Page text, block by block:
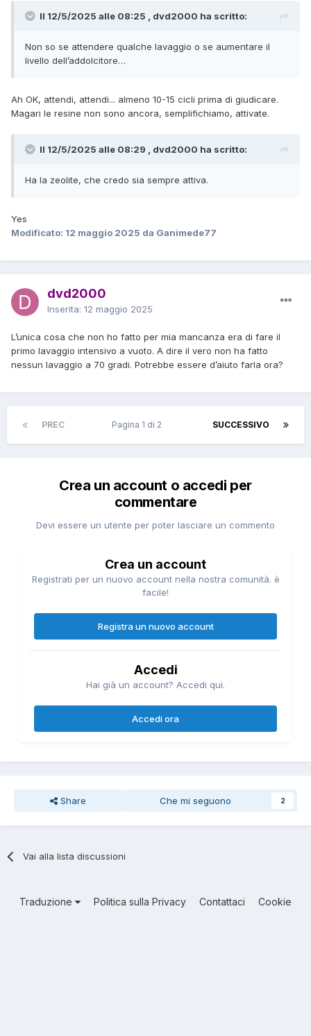
Il 12/5/2025 alle 08:25 , dvd2000 ha scritto:
Non so se attendere qualche lavaggio o se aumentare il
livello dell’addolcitore…
Ah OK, attendi, attendi... almeno 10-15 cicli prima di giudicare.
Magari le resine non sono ancora, semplifichiamo, attivate.
Il 12/5/2025 alle 08:29 , dvd2000 ha scritto:
Ha la zeolite, che credo sia sempre attiva.
Yes
Modificato: 12 maggio 2025 da Ganimede77
dvd2000
Inserita: 12 maggio 2025
L’unica cosa che non ho fatto per mia mancanza era di fare il
primo lavaggio intensivo a vuoto. A dire il vero non ha fatto
nessun lavaggio a 70 gradi. Potrebbe essere d’aiuto farla ora?
PREC SUCCESSIVO
Pagina 1 di 2
Crea un account o accedi per
commentare
Devi essere un utente per poter lasciare un commento
Crea un account
Registrati per un nuovo account nella nostra comunità. è
facile!
Registra un nuovo account
Accedi
Hai già un account? Accedi qui.
Accedi ora
Share Che mi seguono 2
Vai alla lista discussioni
Traduzione Politica sulla Privacy Contattaci Cookie